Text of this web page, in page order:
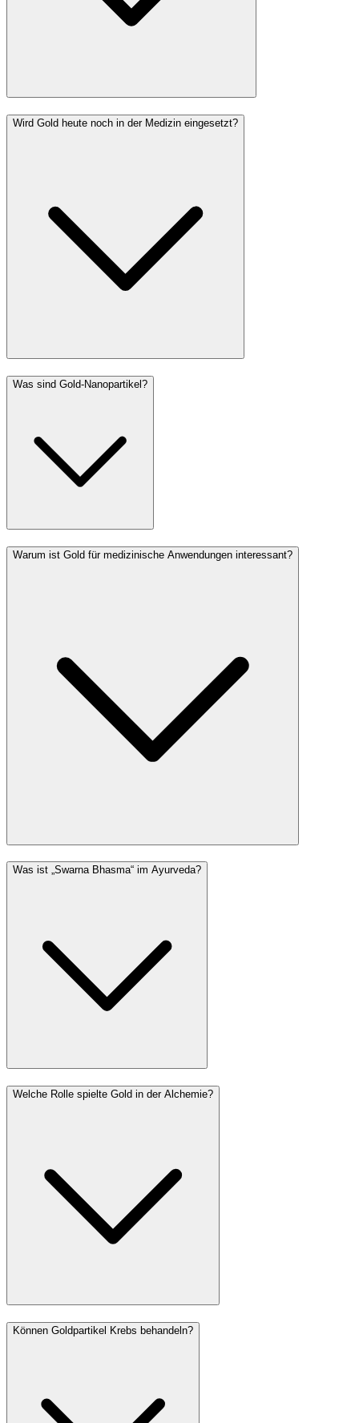
Wird Gold heute noch in der Medizin eingesetzt?
Was sind Gold-Nanopartikel?
Warum ist Gold für medizinische Anwendungen interessant?
Was ist „Swarna Bhasma“ im Ayurveda?
Welche Rolle spielte Gold in der Alchemie?
Können Goldpartikel Krebs behandeln?